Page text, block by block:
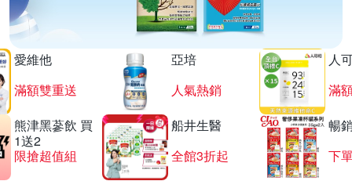
愛維他
滿額雙重送
亞培
人氣熱銷
人
滿
熊津黑蔘飲 買
1送2
限搶超值組
船井生醫
全館3折起
暢
下